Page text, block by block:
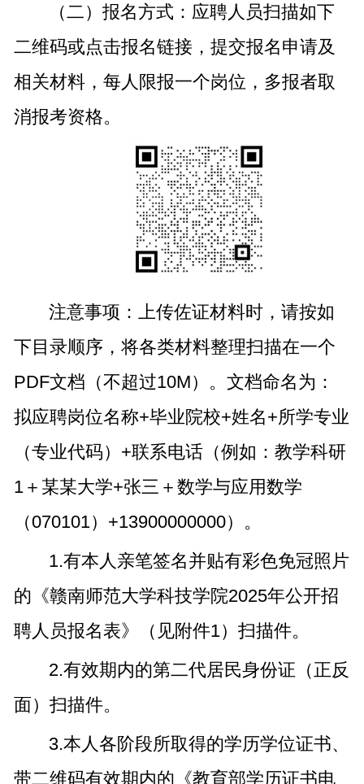
（二）报名方式：应聘人员扫描如下
二维码或点击报名链接，提交报名申请及
相关材料，每人限报一个岗位，多报者取
消报考资格。
注意事项：上传佐证材料时，请按如
下目录顺序，将各类材料整理扫描在一个
PDF文档（不超过10M）。文档命名为：
拟应聘岗位名称+毕业院校+姓名+所学专业
（专业代码）+联系电话（例如：教学科研
1＋某某大学+张三＋数学与应用数学
（070101）+13900000000）。
1.有本人亲笔签名并贴有彩色免冠照片
的《赣南师范大学科技学院2025年公开招
聘人员报名表》（见附件1）扫描件。
2.有效期内的第二代居民身份证（正反
面）扫描件。
3.本人各阶段所取得的学历学位证书、
带二维码有效期内的《教育部学历证书电